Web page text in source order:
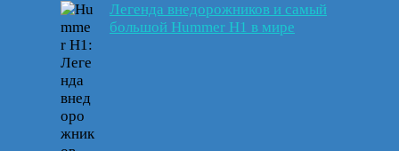
Легенда внедорожников и самый
большой Hummer H1 в мире